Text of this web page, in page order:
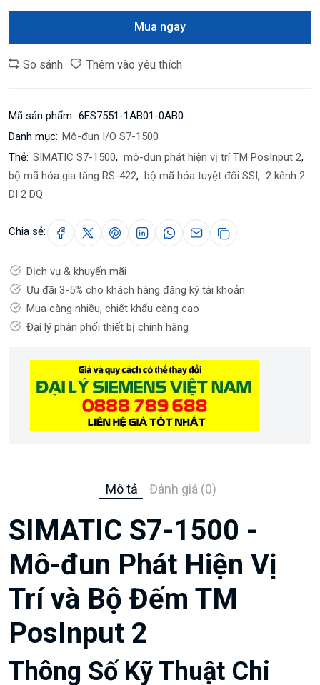
Mua ngay
So sánh Thêm vào yêu thích
Mã sản phẩm: 6ES7551-1AB01-0AB0
Danh mục: Mô-đun I/O S7-1500
Thẻ: SIMATIC S7-1500, mô-đun phát hiện vị trí TM PosInput 2,
bộ mã hóa gia tăng RS-422, bộ mã hóa tuyệt đối SSI, 2 kênh 2
DI 2 DQ
Chia sẻ:
Dịch vụ & khuyến mãi
Ưu đãi 3-5% cho khách hàng đăng ký tài khoản
Mua càng nhiều, chiết khấu càng cao
Đại lý phân phối thiết bị chính hãng
Mô tả Đánh giá (0)
SIMATIC S7-1500 -
Mô-đun Phát Hiện Vị
Trí và Bộ Đếm TM
PosInput 2
Thông Số Kỹ Thuật Chi